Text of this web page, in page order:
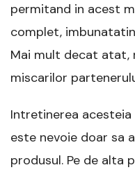
permitand in acest
complet,
Mai mult decat atat,
miscarilor
Intretinerea
este nevoie doar sa
produsul. Pe de alta